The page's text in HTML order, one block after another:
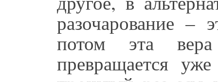
разочарование –
потом эта
превращается